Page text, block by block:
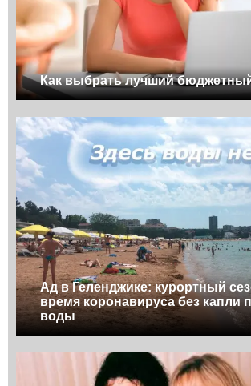
Как выбрать лучший
Ад в Геленджике: курортный
время коронавируса без капли
воды